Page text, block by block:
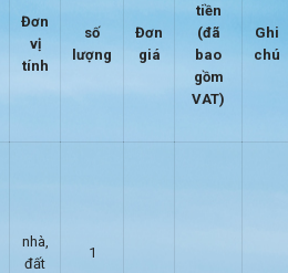
Đơn
vị
tính
số
lượng
Đơn
giá
tiền
(đã
bao
gồm
VAT)
Ghi
chú
nhà,
đất
1